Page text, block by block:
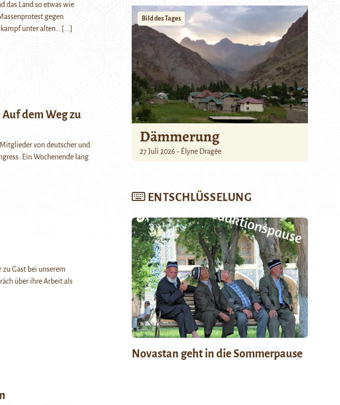
das Land so etwas wie
gegen
unter alten…
[...]
dem Weg zu
von deutscher und
Ein Wochenende lang
Gast bei unserem
über ihre Arbeit als
Bild des Tages
Dämmerung
27 Juli 2026 - Élyne Dragée
ENTSCHLÜSSELUNG
Novastan geht in die Sommerpause